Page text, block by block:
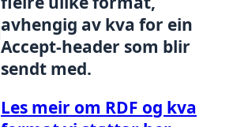
avhengig av kva for ein
Accept-header som blir
sendt med.
Les meir om RDF og kva